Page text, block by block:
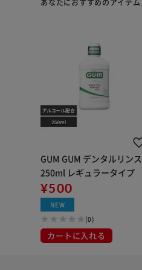
あなたにおすすめのアイテム
GUM GUM デンタルリンス
250ml レギュラータイプ
¥500
NEW
(0)
カートに入れる